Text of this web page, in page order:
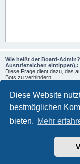
Diese Website
bestmöglichen
bieten. Mehr
Wie heißt der Board-
Ausrufezeichen eintippen).:
Diese Frage dient dazu, das
Bots zu verhindern.
Powered by